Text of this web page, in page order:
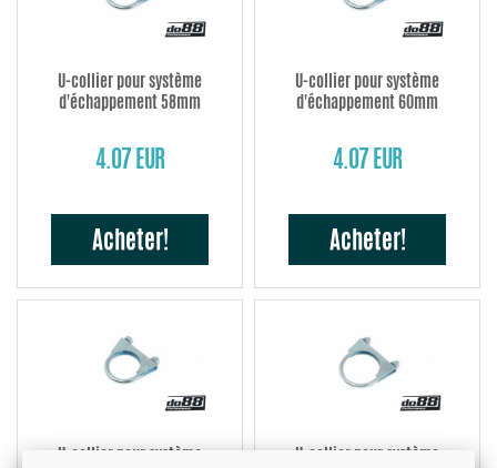
U-collier pour système
d'échappement 58mm
4.07 EUR
Acheter!
U-collier pour système
d'échappement 60mm
4.07 EUR
Acheter!
U-collier pour système
U-collier pour système